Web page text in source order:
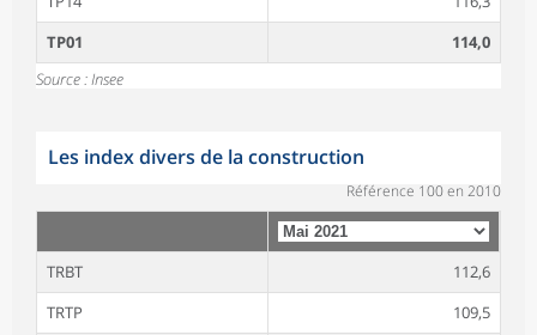
TP01
114,0
Source : Insee
Les index divers de la construction
Référence 100 en 2010
TRBT
112,6
TRTP
109,5